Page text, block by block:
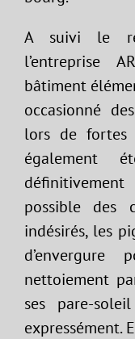
A suivi le
l’entreprise
bâtiment
occasionné
lors de fortes
également
possible des
indésirés, les
nettoiement
ses pare-
expressément.